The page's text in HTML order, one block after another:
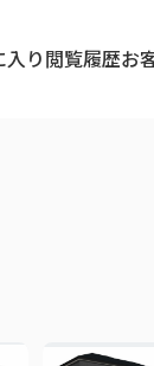
入り閲覧履歴お